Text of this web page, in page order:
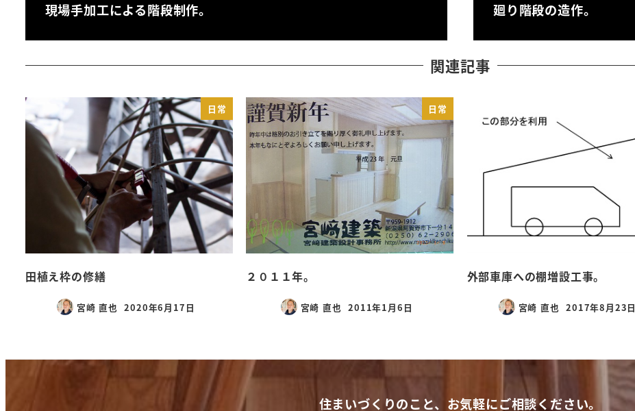
現場手加工による階段制作。 廻り階段の造作。
関連記事
日常
田植え枠の修繕
宮崎 直也
投稿日
2020年6月17日
日常
２０１１年。
宮崎 直也
投稿日
2011年1月6日
外部車庫への棚増設工事。
宮崎 直也
投稿日
2017年8月23日
住まいづくりのこと、お気軽にご相談ください。